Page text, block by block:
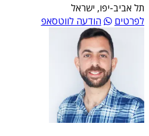
תל אביב-יפו, ישראל
לפרטים
הודעה לווטסאפ